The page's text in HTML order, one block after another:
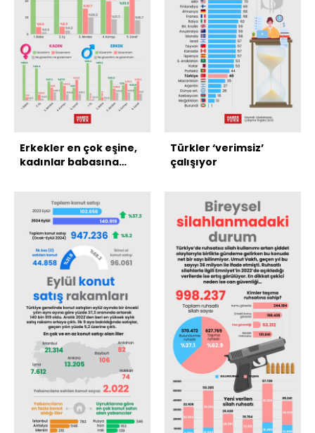
Erkekler en çok eşine,
kadınlar babasına
Türkler ‘verimsiz’
çalışıyor